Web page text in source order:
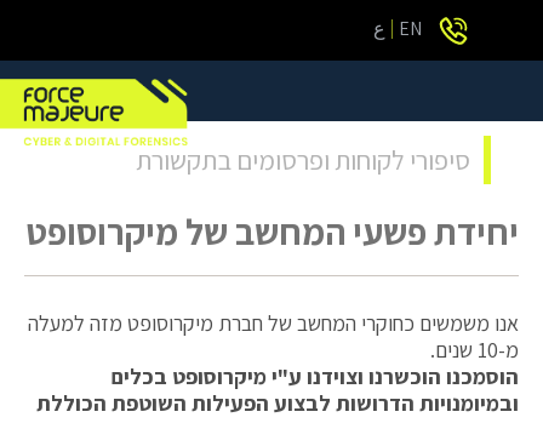
EN ع
סיפורי לקוחות ופרסומים בתקשורת
יחידת פשעי המחשב של מיקרוסופט
אנו משמשים כחוקרי המחשב של חברת מיקרוסופט מזה למעלה
מ-10 שנים.
הוסמכנו הוכשרנו וצוידנו ע"י מיקרוסופט בכלים
ובמיומנויות הדרושות לבצוע הפעילות השוטפת הכוללת